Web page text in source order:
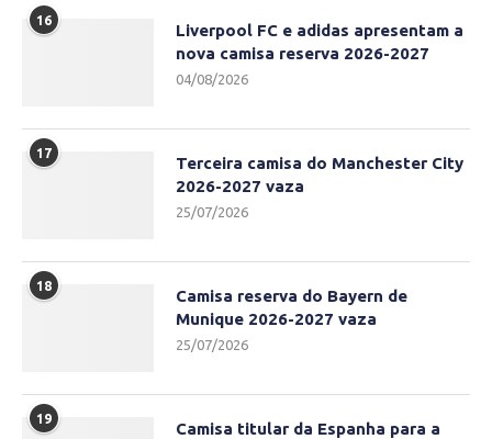
16
Liverpool FC e adidas apresentam a
nova camisa reserva 2026-2027
04/08/2026
17
Terceira camisa do Manchester City
2026-2027 vaza
25/07/2026
18
Camisa reserva do Bayern de
Munique 2026-2027 vaza
25/07/2026
19
Camisa titular da Espanha para a